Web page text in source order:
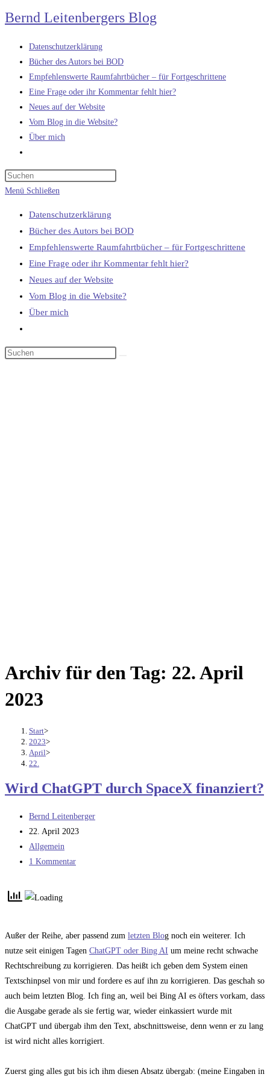
Zum
Inhalt
springen
Bernd Leitenbergers Blog
Datenschutzerklärung
Bücher des Autors bei BOD
Empfehlenswerte Raumfahrtbücher – für Fortgeschrittene
Eine Frage oder ihr Kommentar fehlt hier?
Neues auf der Website
Vom Blog in die Website?
Über mich
umschalten
Menü Schließen
Datenschutzerklärung
Bücher des Autors bei BOD
Empfehlenswerte Raumfahrtbücher – für Fortgeschrittene
Eine Frage oder ihr Kommentar fehlt hier?
Neues auf der Website
Vom Blog in die Website?
Über mich
umschalten
Archiv für den Tag: 22. April
2023
Start>
2023>
April>
22.
Wird ChatGPT durch SpaceX finanziert?
Beitrags-
Autor:
Bernd Leitenberger
Beitrag
veröffentlicht:
22. April 2023
Beitrags-
Kategorie:
Allgemein
Beitrags-
1 Kommentar
Außer der Reihe, aber passend zum letzten Blog noch ein weiterer. Ich
nutze seit einigen Tagen ChatGPT oder Bing AI um meine recht schwache
Rechtschreibung zu korrigieren. Das heißt ich geben dem System einen
Textschinpsel von mir und fordere es auf ihn zu korrigieren. Das geschah so
auch beim letzten Blog. Ich fing an, weil bei Bing AI es öfters vorkam, dass
die Ausgabe gerade als sie fertig war, wieder einkassiert wurde mit
ChatGPT und übergab ihm den Text, abschnittsweise, denn wenn er zu lang
ist wird nicht alles korrigiert.
Zuerst ging alles gut bis ich ihm diesen Absatz übergab: (meine Eingaben in